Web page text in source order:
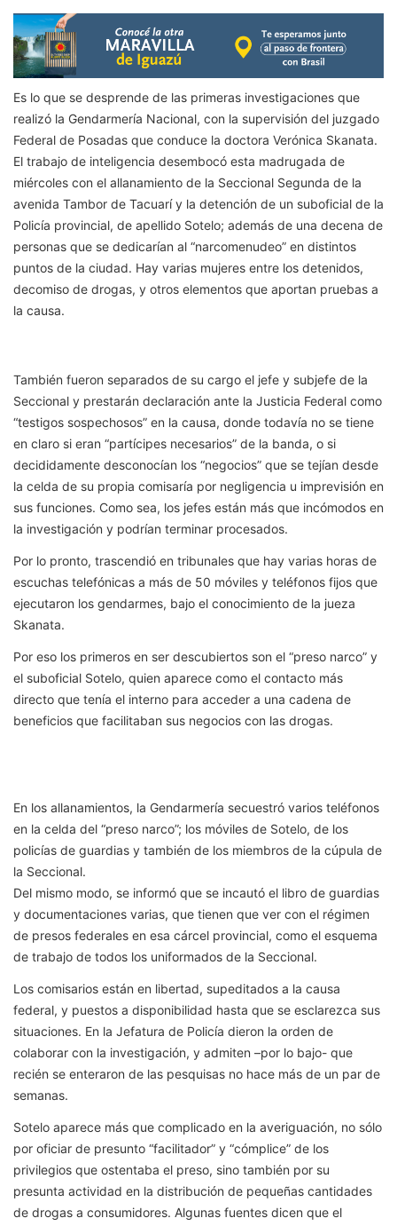
Es lo que se desprende de las primeras investigaciones que
realizó la Gendarmería Nacional, con la supervisión del juzgado
Federal de Posadas que conduce la doctora Verónica Skanata.
El trabajo de inteligencia desembocó esta madrugada de
miércoles con el allanamiento de la Seccional Segunda de la
avenida Tambor de Tacuarí y la detención de un suboficial de la
Policía provincial, de apellido Sotelo; además de una decena de
personas que se dedicarían al “narcomenudeo” en distintos
puntos de la ciudad. Hay varias mujeres entre los detenidos,
decomiso de drogas, y otros elementos que aportan pruebas a
la causa.
También fueron separados de su cargo el jefe y subjefe de la
Seccional y prestarán declaración ante la Justicia Federal como
“testigos sospechosos” en la causa, donde todavía no se tiene
en claro si eran “partícipes necesarios” de la banda, o si
decididamente desconocían los “negocios” que se tejían desde
la celda de su propia comisaría por negligencia u imprevisión en
sus funciones. Como sea, los jefes están más que incómodos en
la investigación y podrían terminar procesados.
Por lo pronto, trascendió en tribunales que hay varias horas de
escuchas telefónicas a más de 50 móviles y teléfonos fijos que
ejecutaron los gendarmes, bajo el conocimiento de la jueza
Skanata.
Por eso los primeros en ser descubiertos son el “preso narco” y
el suboficial Sotelo, quien aparece como el contacto más
directo que tenía el interno para acceder a una cadena de
beneficios que facilitaban sus negocios con las drogas.
En los allanamientos, la Gendarmería secuestró varios teléfonos
en la celda del “preso narco”; los móviles de Sotelo, de los
policías de guardias y también de los miembros de la cúpula de
la Seccional.
Del mismo modo, se informó que se incautó el libro de guardias
y documentaciones varias, que tienen que ver con el régimen
de presos federales en esa cárcel provincial, como el esquema
de trabajo de todos los uniformados de la Seccional.
Los comisarios están en libertad, supeditados a la causa
federal, y puestos a disponibilidad hasta que se esclarezca sus
situaciones. En la Jefatura de Policía dieron la orden de
colaborar con la investigación, y admiten –por lo bajo- que
recién se enteraron de las pesquisas no hace más de un par de
semanas.
Sotelo aparece más que complicado en la averiguación, no sólo
por oficiar de presunto “facilitador” y “cómplice” de los
privilegios que ostentaba el preso, sino también por su
presunta actividad en la distribución de pequeñas cantidades
de drogas a consumidores. Algunas fuentes dicen que el